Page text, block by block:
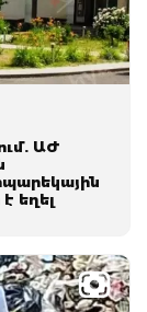
ԱԺ
եղել